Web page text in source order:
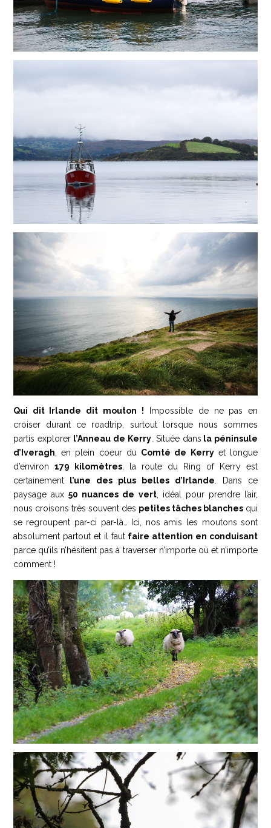
Qui dit Irlande dit mouton ! Impossible de ne pas en
croiser durant ce roadtrip, surtout lorsque nous sommes
partis explorer l’Anneau de Kerry. Située dans la péninsule
d’Iveragh, en plein coeur du Comté de Kerryet longue
d’environ 179 kilomètres, la route du Ring of Kerry est
certainementl’une des plus belles d’Irlande. Dans ce
paysage aux50 nuances de vert, idéal pour prendre l’air,
nous croisons très souvent des petites tâches blanches qui
se regroupent par-ci par-là… Ici, nos amis les moutons sont
absolument partout et il faut faire attention en conduisant
parce qu’ils n’hésitent pas à traverser n’importe où et n’importe
comment !